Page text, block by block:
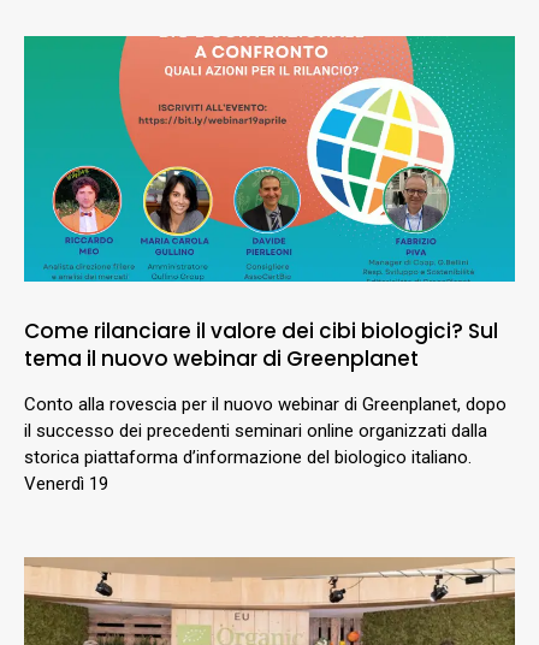
Come rilanciare il valore dei cibi biologici? Sul
tema il nuovo webinar di Greenplanet
Conto alla rovescia per il nuovo webinar di Greenplanet, dopo
il successo dei precedenti seminari online organizzati dalla
storica piattaforma d’informazione del biologico italiano.
Venerdì 19